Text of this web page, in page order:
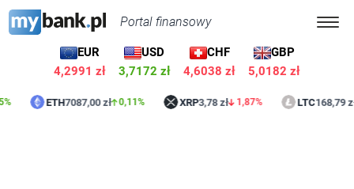
Portal finansowy
EUR
4,2991 zł
USD
3,7172 zł
CHF
4,6038 zł
GBP
5,0182 zł
ETH 7087,00 zł 0,11% XRP 3,78 zł 1,87% LTC 168,79 zł 0,07%